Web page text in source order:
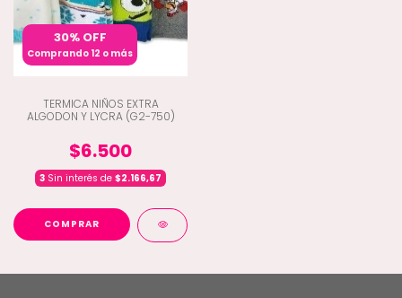
30% OFF
Comprando 12 o más
TERMICA NIÑOS EXTRA
ALGODON Y LYCRA (G2-750)
$6.500
3 Sin interés de $2.166,67
COMPRAR